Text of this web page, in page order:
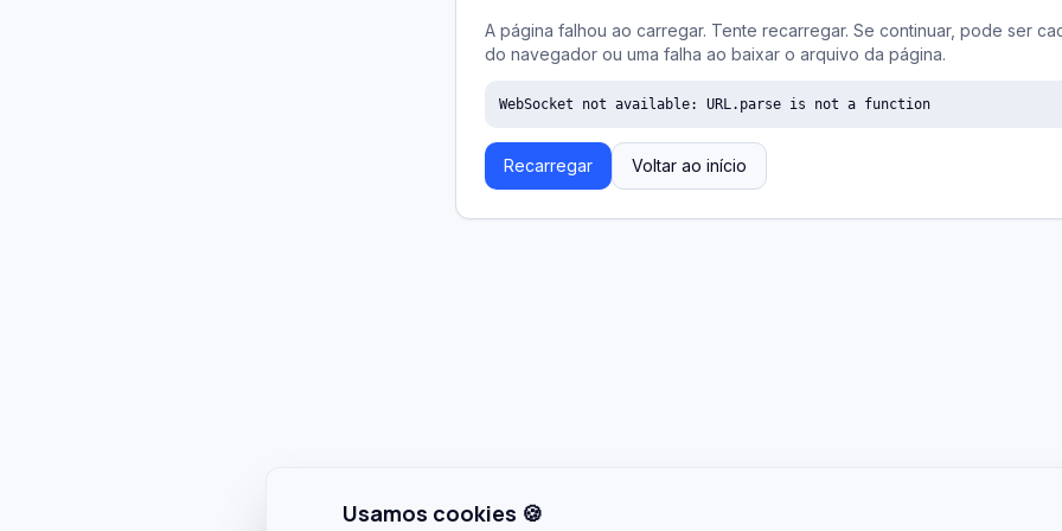
A página falhou ao carregar. Tente recarregar. Se continuar, pode ser
do navegador ou uma falha ao baixar o arquivo da página.
WebSocket not available: URL.parse is not a function
Recarregar Voltar ao início
Usamos cookies 🍪